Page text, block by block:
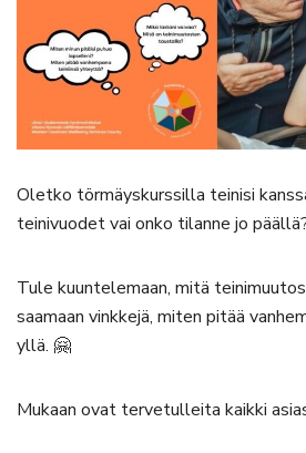
Oletko törmäyskurssilla teinisi
teinivuodet vai onko tilanne jo
Tule kuuntelemaan, mitä
saamaan vinkkejä, miten pitää
yllä. 🤗
Mukaan ovat tervetulleita kaikki